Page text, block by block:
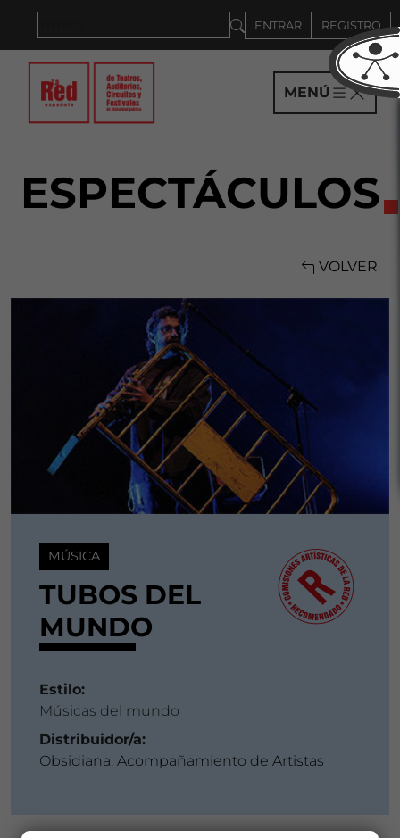
ENTRAR REGISTRO
MENÚ
ESPECTÁCULOS
VOLVER
MÚSICA
TUBOS DEL
MUNDO
Estilo:
Músicas del mundo
Distribuidor/a:
Obsidiana, Acompañamiento de Artistas